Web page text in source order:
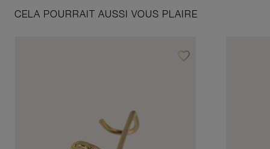
CELA POURRAIT AUSSI VOUS PLAIRE
favorite_borderAjouter à vos favoris